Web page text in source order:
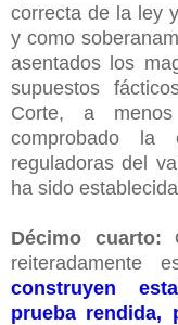
correcta de la ley
y como
asentados los
supuestos
Corte, a
comprobado la
reguladoras del
ha sido
Décimo cuarto:
reiteradamente
construyen
prueba rendida,